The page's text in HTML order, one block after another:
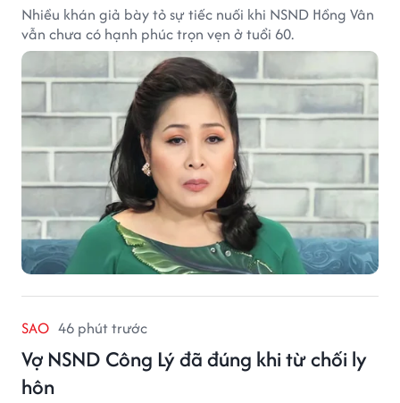
Nhiều khán giả bày tỏ sự tiếc nuối khi NSND Hồng Vân
vẫn chưa có hạnh phúc trọn vẹn ở tuổi 60.
SAO 46 phút trước
Vợ NSND Công Lý đã đúng khi từ chối ly
hôn